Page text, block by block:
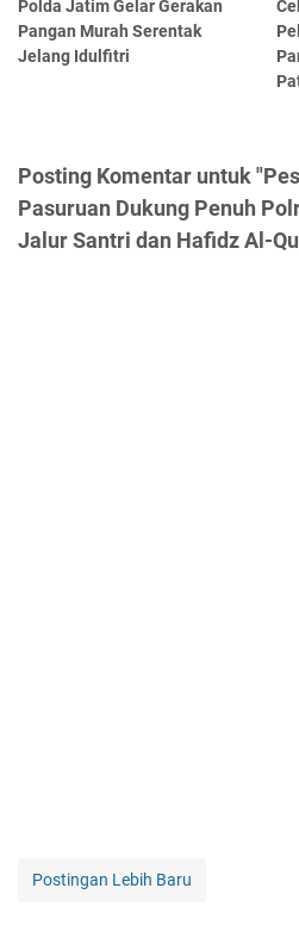
Polda Jatim Gelar Gerakan
Pangan Murah Serentak
Jelang Idulfitri
Posting Komentar untuk
Pasuruan Dukung Penuh
Jalur Santri dan Hafidz Al-
Postingan Lebih Baru